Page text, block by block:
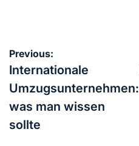
Post
navigation
Previous:
Internationale
Umzugsunternehmen:
was man wissen
sollte